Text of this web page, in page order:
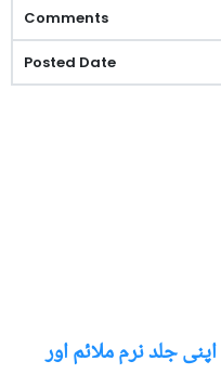
جلد نرم ملائم اور